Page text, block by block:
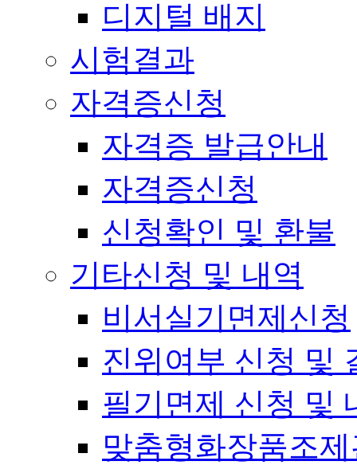
디지털 배지
시험결과
자격증신청
자격증 발급안내
자격증신청
신청확인 및 환불
기타신청 및 내역
비서실기면제신청
진위여부 신청 및
필기면제 신청 및
맞춤형화장품조